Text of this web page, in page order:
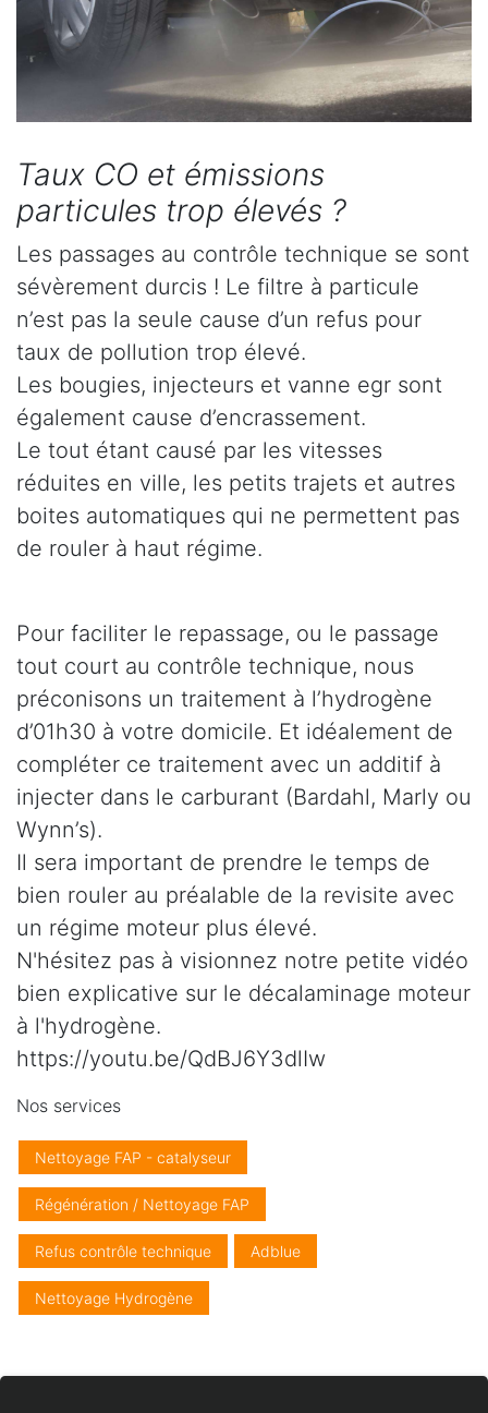
Taux CO et émissions
particules trop élevés ?
Les passages au contrôle technique se sont
sévèrement durcis ! Le filtre à particule
n’est pas la seule cause d’un refus pour
taux de pollution trop élevé.
Les bougies, injecteurs et vanne egr sont
également cause d’encrassement.
Le tout étant causé par les vitesses
réduites en ville, les petits trajets et autres
boites automatiques qui ne permettent pas
de rouler à haut régime.
Pour faciliter le repassage, ou le passage
tout court au contrôle technique, nous
préconisons un traitement à l’hydrogène
d’01h30 à votre domicile. Et idéalement de
compléter ce traitement avec un additif à
injecter dans le carburant (Bardahl, Marly ou
Wynn’s).
Il sera important de prendre le temps de
bien rouler au préalable de la revisite avec
un régime moteur plus élevé.
N'hésitez pas à visionnez notre petite vidéo
bien explicative sur le décalaminage moteur
à l'hydrogène.
https://youtu.be/QdBJ6Y3dlIw
Nos services
Nettoyage FAP - catalyseur
Régénération / Nettoyage FAP
Refus contrôle technique Adblue
Nettoyage Hydrogène